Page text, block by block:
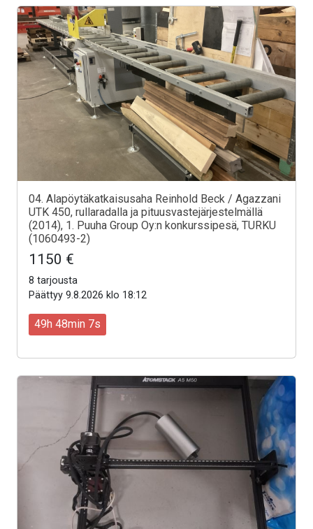
04. Alapöytäkatkaisusaha Reinhold Beck / Agazzani
UTK 450, rullaradalla ja pituusvastejärjestelmällä
(2014), 1. Puuha Group Oy:n konkurssipesä, TURKU
(1060493-2)
1150 €
8 tarjousta
Päättyy 9.8.2026 klo 18:12
49h 48min 5s